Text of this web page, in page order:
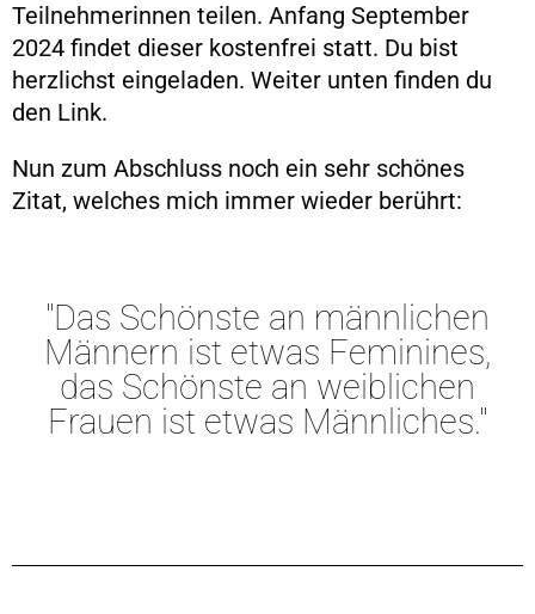
Teilnehmerinnen teilen. Anfang September
2024 findet dieser kostenfrei statt. Du bist
herzlichst eingeladen. Weiter unten finden du
den Link.
Nun zum Abschluss noch ein sehr schönes
Zitat, welches mich immer wieder berührt:
"Das Schönste an männlichen
Männern ist etwas Feminines,
das Schönste an weiblichen
Frauen ist etwas Männliches."